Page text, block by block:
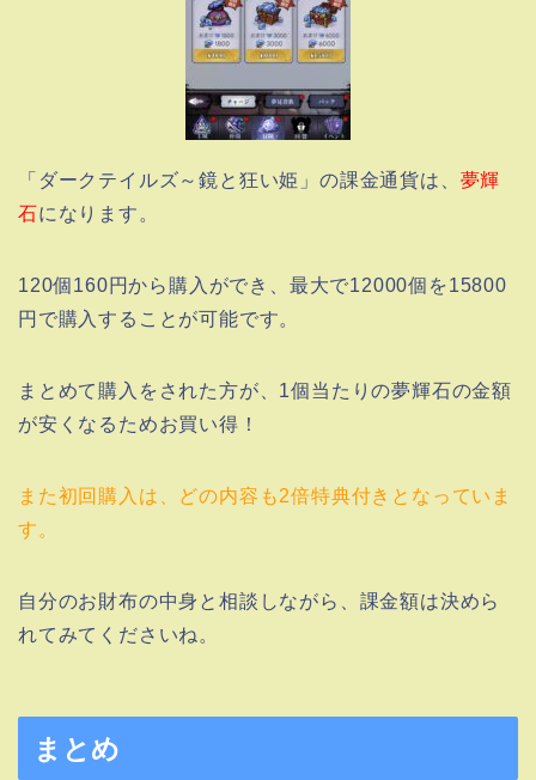
「ダークテイルズ～鏡と狂い姫」の課金通貨は、 夢輝
石になります。
120個160円から購入ができ、最大で12000個を15800
円で購入することが可能です。
まとめて購入をされた方が、1個当たりの夢輝石の金額
が安くなるためお買い得！
また初回購入は、どの内容も2倍特典付きとなっていま
す。
自分のお財布の中身と相談しながら、課金額は決めら
れてみてくださいね。
まとめ